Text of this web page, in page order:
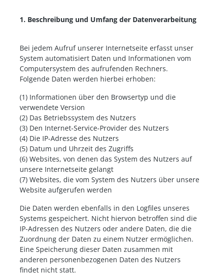
1. Beschreibung und Umfang der Datenverarbeitung
Bei jedem Aufruf unserer Internetseite erfasst unser
System automatisiert Daten und Informationen vom
Computersystem des aufrufenden Rechners.
Folgende Daten werden hierbei erhoben:
(1) Informationen über den Browsertyp und die
verwendete Version
(2) Das Betriebssystem des Nutzers
(3) Den Internet-Service-Provider des Nutzers
(4) Die IP-Adresse des Nutzers
(5) Datum und Uhrzeit des Zugriffs
(6) Websites, von denen das System des Nutzers auf
unsere Internetseite gelangt
(7) Websites, die vom System des Nutzers über unsere
Website aufgerufen werden
Die Daten werden ebenfalls in den Logfiles unseres
Systems gespeichert. Nicht hiervon betroffen sind die
IP-Adressen des Nutzers oder andere Daten, die die
Zuordnung der Daten zu einem Nutzer ermöglichen.
Eine Speicherung dieser Daten zusammen mit
anderen personenbezogenen Daten des Nutzers
findet nicht statt.